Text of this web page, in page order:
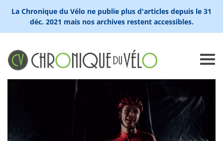
La Chronique du Vélo ne publie plus d'articles depuis le 31
déc. 2021 mais nos archives restent accessibles.